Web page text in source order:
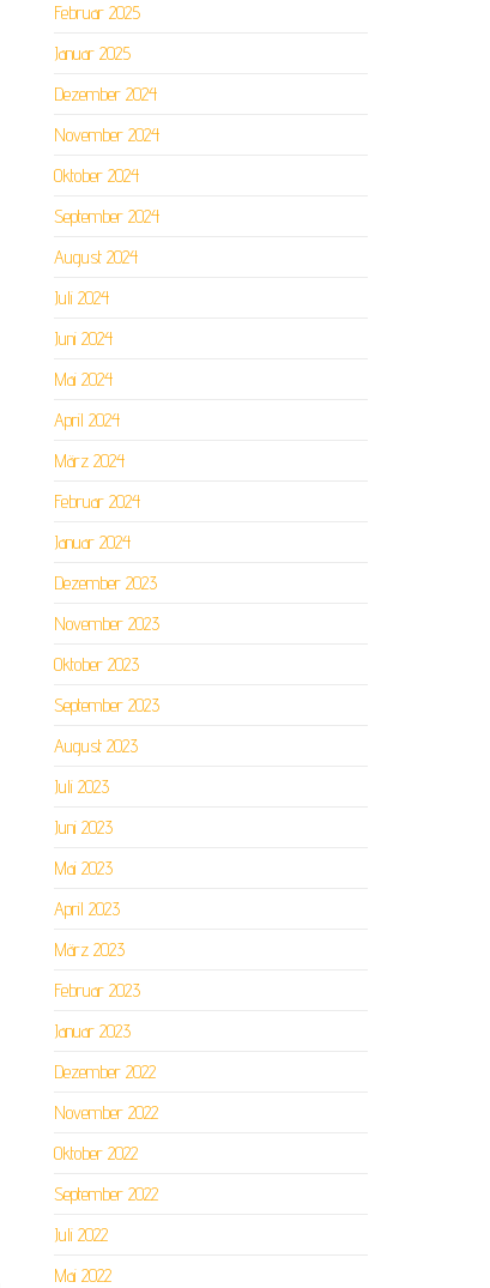
Februar 2025
Januar 2025
Dezember 2024
November 2024
Oktober 2024
September 2024
August 2024
Juli 2024
Juni 2024
Mai 2024
April 2024
März 2024
Februar 2024
Januar 2024
Dezember 2023
November 2023
Oktober 2023
September 2023
August 2023
Juli 2023
Juni 2023
Mai 2023
April 2023
März 2023
Februar 2023
Januar 2023
Dezember 2022
November 2022
Oktober 2022
September 2022
Juli 2022
Mai 2022